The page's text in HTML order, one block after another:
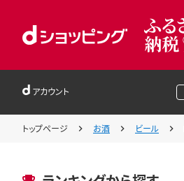
アカウント
トップページ お酒 ビール